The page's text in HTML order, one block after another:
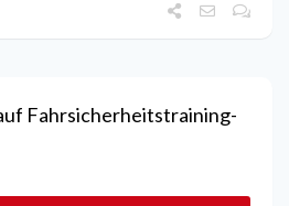
Fahrsicherheitstraining-